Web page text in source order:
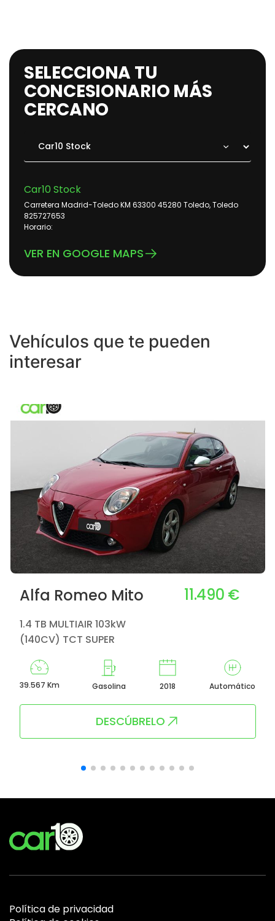
SELECCIONA TU
CONCESIONARIO MÁS
CERCANO
Car10 Stock
Carretera Madrid-Toledo KM 63300 45280 Toledo, Toledo
825727653
Horario:
VER EN GOOGLE MAPS
Vehículos que te pueden
interesar
Alfa Romeo Mito
1.4 TB MULTIAIR 103kW
(140CV) TCT SUPER
11.490 €
39.567 Km Gasolina 2018 Automático
DESCÚBRELO
Política de privacidad